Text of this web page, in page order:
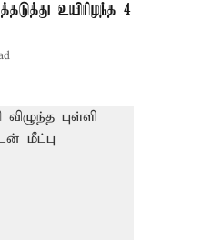
உயிரிழந்த 4